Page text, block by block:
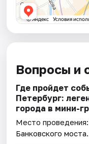
Вопросы и
Где пройдет
Петербург:
города в мини-
Место проведения:
Банковского моста